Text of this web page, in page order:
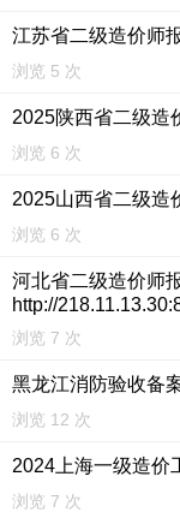
江苏省二级造价师
浏览 5 次
2025陕西省二级造
浏览 6 次
2025山西省二级造
浏览 6 次
河北省二级造价师
http://
浏览 7 次
黑龙江消防验收备
浏览 12 次
2024上海一级造价
浏览 7 次